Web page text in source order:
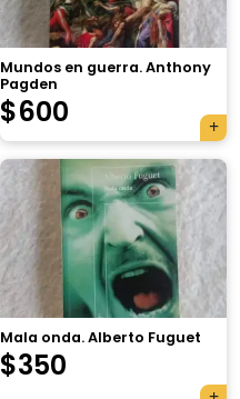
Mundos en guerra. Anthony
Pagden
$600
Mala onda. Alberto Fuguet
$350
×